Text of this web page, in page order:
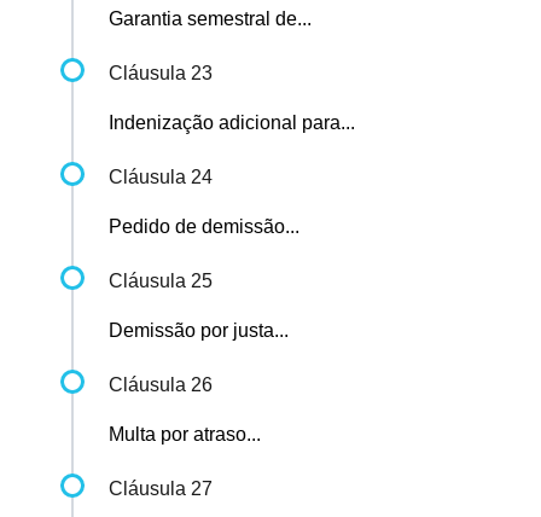
Garantia semestral de...
Cláusula 23
Indenização adicional para...
Cláusula 24
Pedido de demissão...
Cláusula 25
Demissão por justa...
Cláusula 26
Multa por atraso...
Cláusula 27